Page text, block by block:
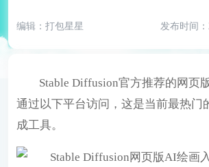
编辑：打包星星 发布时间：
Stable Diffusion官方推荐的网页
通过以下平台访问，这是当前最热门
成工具。